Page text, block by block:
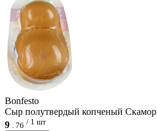
Bonfesto
Сыр полутвердый копченый
9 . 76 / 1 шт